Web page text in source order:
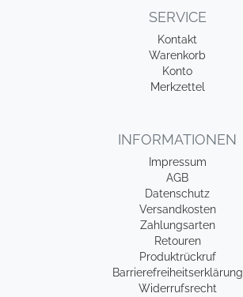
SERVICE
Kontakt
Warenkorb
Konto
Merkzettel
INFORMATIONEN
Impressum
AGB
Datenschutz
Versandkosten
Zahlungsarten
Retouren
Produktrückruf
Barrierefreiheitserklärung
Widerrufsrecht